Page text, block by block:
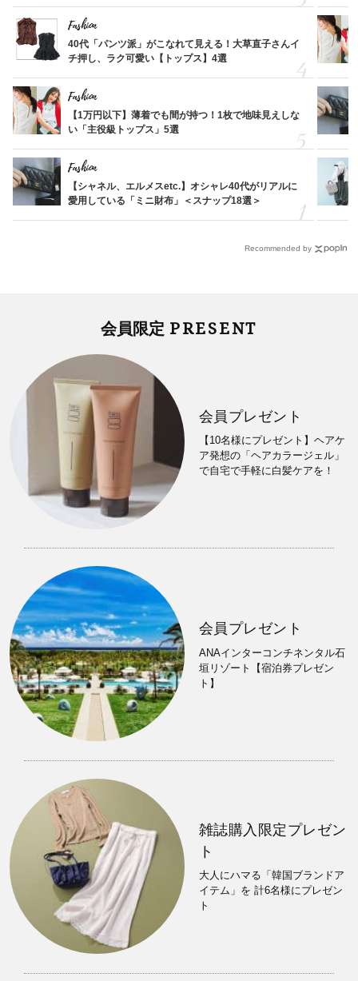
Fashion
40代「パンツ派」がこなれて見える！大草直子さんイ
チ押し、ラク可愛い【トップス】4選
Fashion
【1万円以下】薄着でも間が持つ！1枚で地味見えしな
い「主役級トップス」5選
Fashion
【シャネル、エルメスetc.】オシャレ40代がリアルに
愛用している「ミニ財布」＜スナップ18選＞
Recommended by
会員限定 PRESENT
会員プレゼント
【10名様にプレゼント】ヘアケ
ア発想の「ヘアカラージェル」
で自宅で手軽に白髪ケアを！
会員プレゼント
ANAインターコンチネンタル石
垣リゾート【宿泊券プレゼン
ト】
雑誌購入限定プレゼン
ト
大人にハマる「韓国ブランドア
イテム」を 計6名様にプレゼン
ト